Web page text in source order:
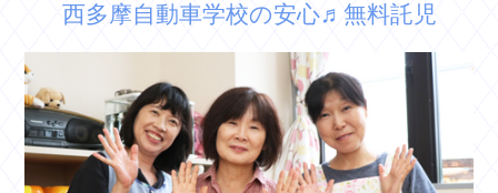
西多摩自動車学校の安心♬無料託児